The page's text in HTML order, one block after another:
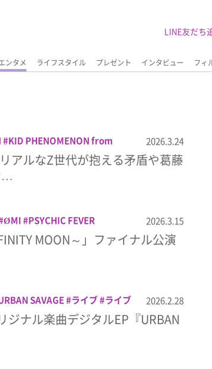
ンタメ ライフスタイル プレゼント インタビュー フィ
LINE友だち
KID PHENOMENON from
ライブ 音楽
2026.3.24
アルなZ世代が抱える矛盾や葛藤
…
ØMI
PSYCHIC FEVER
TRIBE
SWAY
U-
BROTHERS 三浦大知 音楽
2026.3.15
MOON～」ファイナル公演
SAVAGE ライブ
ライブ
2026.2.28
ジナル楽曲デジタルEP『URBAN